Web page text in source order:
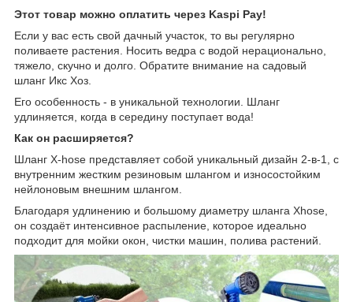
Этот товар можно оплатить через Kaspi Pay!
Если у вас есть свой дачный участок, то вы регулярно
поливаете растения. Носить ведра с водой нерационально,
тяжело, скучно и долго. Обратите внимание на садовый
шланг Икс Хоз.
Его особенность - в уникальной технологии. Шланг
удлиняется, когда в середину поступает вода!
Как он расширяется?
Шланг X-hose представляет собой уникальный дизайн 2-в-1, с
внутренним жестким резиновым шлангом и износостойким
нейлоновым внешним шлангом.
Благодаря удлинению и большому диаметру шланга Xhose,
он создаёт интенсивное распыление, которое идеально
подходит для мойки окон, чистки машин, полива растений.